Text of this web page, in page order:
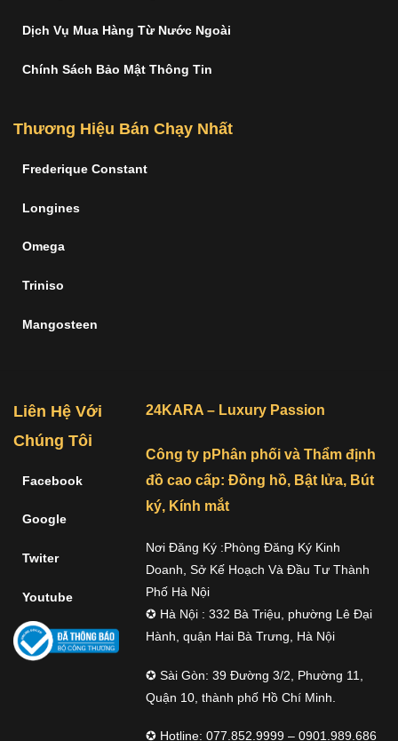
Dịch Vụ Mua Hàng Từ Nước Ngoài
Chính Sách Bảo Mật Thông Tin
Thương Hiệu Bán Chạy Nhất
Frederique Constant
Longines
Omega
Triniso
Mangosteen
Liên Hệ Với
Chúng Tôi
Facebook
Google
Twiter
Youtube
24KARA – Luxury Passion
Công ty pPhân phối và Thẩm định
đồ cao cấp: Đồng hồ, Bật lửa, Bút
ký, Kính mắt
Nơi Đăng Ký :Phòng Đăng Ký Kinh
Doanh, Sở Kế Hoạch Và Đầu Tư Thành
Phố Hà Nội
✪ Hà Nội : 332 Bà Triệu, phường Lê Đại
Hành, quận Hai Bà Trưng, Hà Nội
✪ Sài Gòn: 39 Đường 3/2, Phường 11,
Quận 10, thành phố Hồ Chí Minh.
✪ Hotline: 077.852.9999 – 0901.989.686